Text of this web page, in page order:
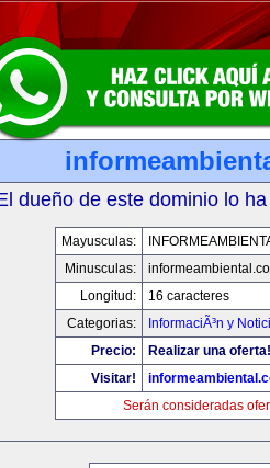
dueño de este dominio lo
Mayusculas:
Minusculas:
Longitud:
16 caracteres
Categorias:
InformaciÃ³n y
Precio:
Realizar una oferta!
Visitar!
Serán consideradas